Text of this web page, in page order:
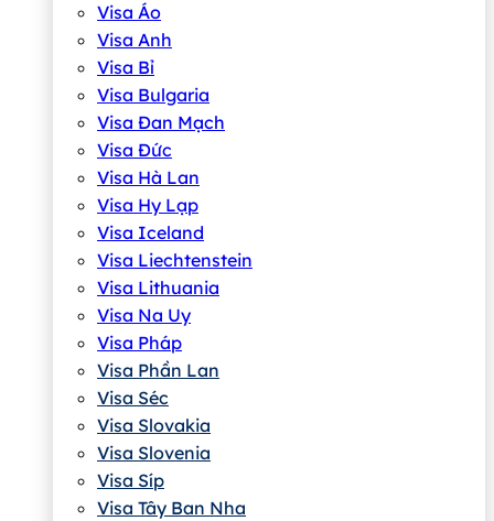
Visa Áo
Visa Anh
Visa Bỉ
Visa Bulgaria
Visa Đan Mạch
Visa Đức
Visa Hà Lan
Visa Hy Lạp
Visa Iceland
Visa Liechtenstein
Visa Lithuania
Visa Na Uy
Visa Pháp
Visa Phần Lan
Visa Séc
Visa Slovakia
Visa Slovenia
Visa Síp
Visa Tây Ban Nha